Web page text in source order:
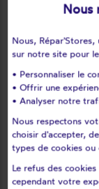
Mahalon
Mellac
Milizac
Morlaix
Névez
Peumerit
Plabennec
Pleyben
Nous
Nous,
sur notre site pour
• Personnaliser le
• Offrir une
• Analyser notre
Nous respectons
choisir d'accepter,
types de cookies ou
Le refus des
cependant votre